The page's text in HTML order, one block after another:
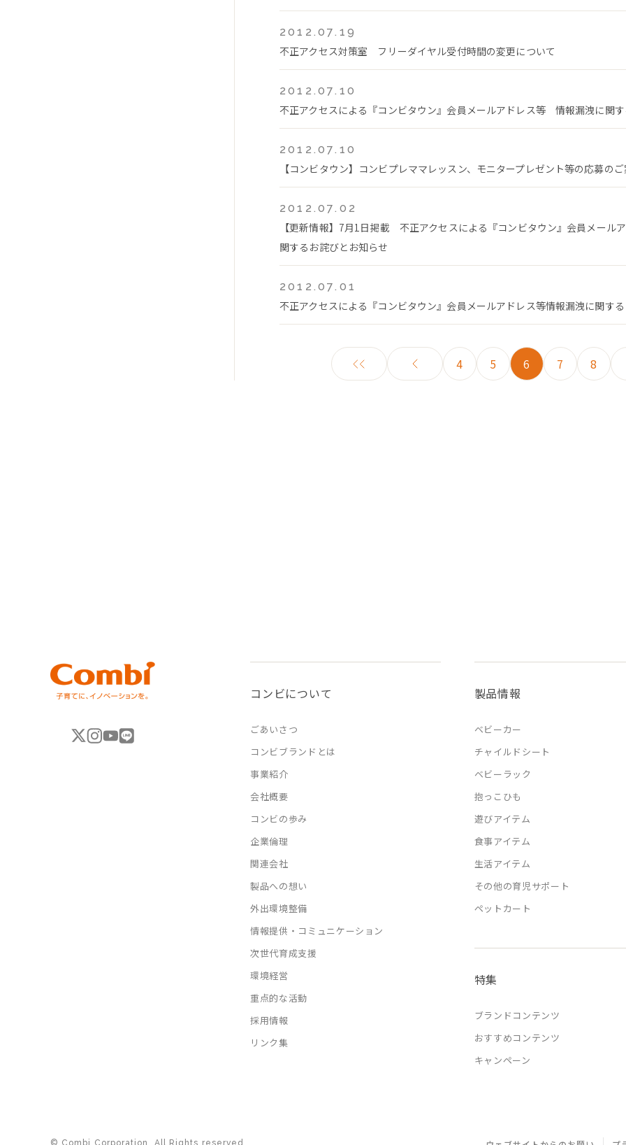
2012.07.19
不正アクセス対策室 フリーダイヤル受付時間の変更について
2012.07.10
不正アクセスによる『コンビタウン』会員メールアドレス等 情報漏洩に関
2012.07.10
【コンビタウン】コンビプレママレッスン、モニタープレゼント等の応募の
2012.07.02
【更新情報】7月1日掲載 不正アクセスによる『コンビタウン』会員メール
関するお詫びとお知らせ
2012.07.01
不正アクセスによる『コンビタウン』会員メールアドレス等情報漏洩に関す
4 5 6 7 8
コンビについて
ごあいさつ
コンビブランドとは
事業紹介
会社概要
コンビの歩み
企業倫理
関連会社
製品への想い
外出環境整備
情報提供・コミュニケーション
次世代育成支援
環境経営
重点的な活動
採用情報
リンク集
製品情報
ベビーカー
チャイルドシート
ベビーラック
抱っこひも
遊びアイテム
食事アイテム
生活アイテム
その他の育児サポート
ペットカート
特集
ブランドコンテンツ
おすすめコンテンツ
キャンペーン
© Combi Corporation. All Rights reserved.